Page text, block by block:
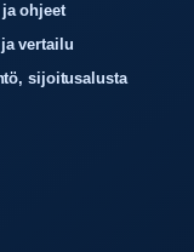
ohjeet
vertailu
sijoitusalusta